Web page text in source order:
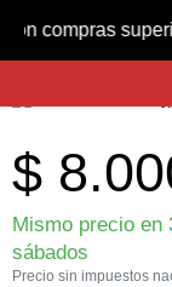
Producto nuevo
Anzuelo para Atar
$
Mismo precio en
sábados
Precio sin impuestos